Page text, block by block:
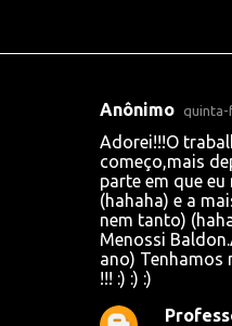
Anônimo quinta-
Adorei!!!O
começo,mais
parte em que
(hahaha) e a
nem tanto)
Menossi
ano) Tenhamos
!!! :) :) :)